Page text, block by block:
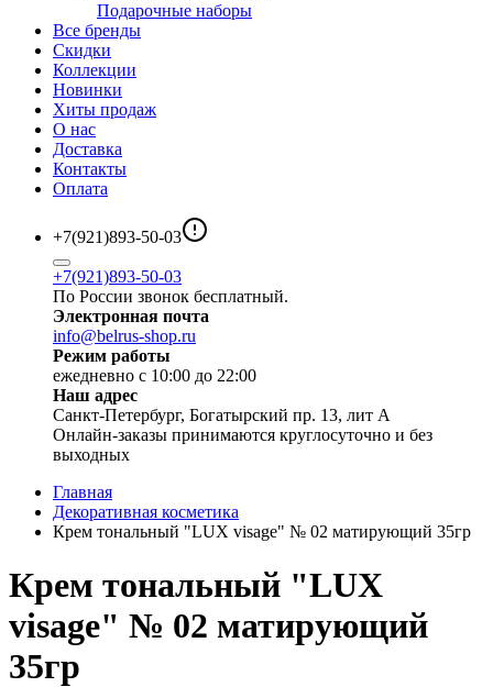
Подарочные наборы
Все бренды
Скидки
Коллекции
Новинки
Хиты продаж
О нас
Доставка
Контакты
Оплата
+7(921)893-50-03
+7(921)893-50-03
По России звонок бесплатный.
Электронная почта
info@belrus-shop.ru
Режим работы
ежедневно с 10:00 до 22:00
Наш адрес
Санкт-Петербург, Богатырский пр. 13, лит А
Онлайн-заказы принимаются круглосуточно и без
выходных
Главная
Декоративная косметика
Крем тональный "LUX visage" № 02 матирующий 35гр
Крем тональный "LUX
visage" № 02 матирующий
35гр